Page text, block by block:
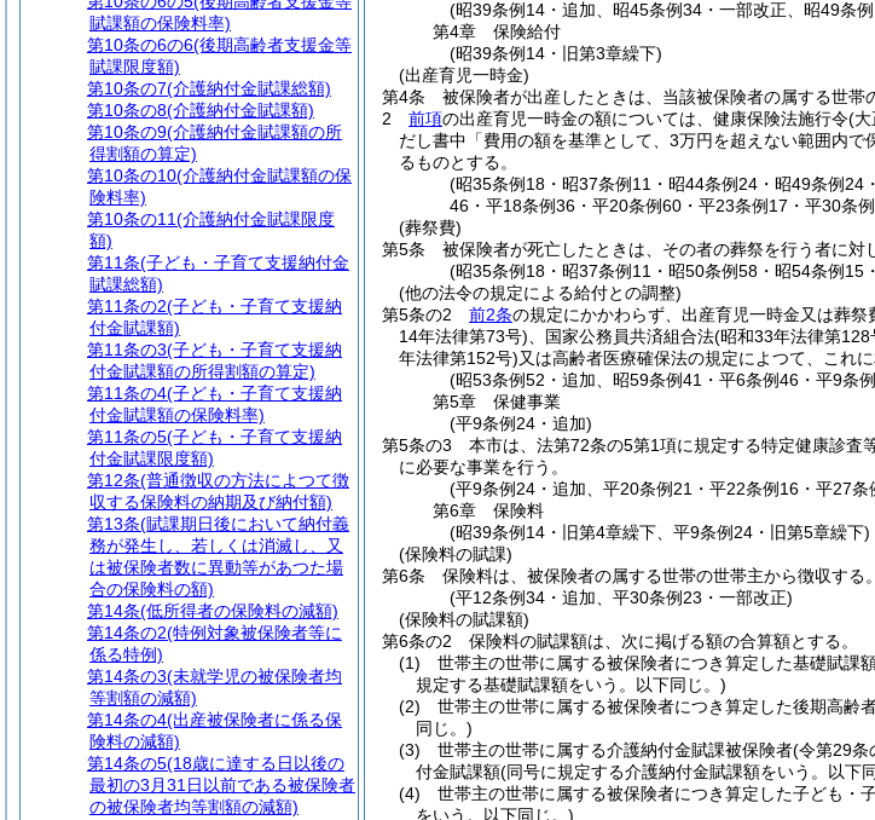
(昭39条例14・追加、昭45条例34・一部改正、昭49条
第4章
保険給付
(昭39条例14・旧第3章繰下)
(出産育児一時金)
第4条
被保険者が出産したときは、当該被保険者の属する世帯
2
前項の出産育児一時金の額については、健康保険法施行令(大
だし書中「費用の額を基準として、3万円を超えない範囲内
るものとする。
(昭35条例18・昭37条例11・昭44条例24・昭49条例
46・平18条例36・平20条例60・平23条例17・平30条
(葬祭費)
第5条
被保険者が死亡したときは、その者の葬祭を行う者に対
(昭35条例18・昭37条例11・昭50条例58・昭54条例
(他の法令の規定による給付との調整)
第5条の2
前2条の規定にかかわらず、出産育児一時金又は葬
14年法律第73号) 、国家公務員共済組合法(昭和33年法律第
年法律第152号)又は高齢者医療確保法の規定によつて、これ
(昭53条例52・追加、昭59条例41・平6条例46・平9条
第5章
保健事業
(平9条例24・追加)
第5条の3
本市は、法第72条の5第1項に規定する特定健康診査
に必要な事業を行う。
(平9条例24・追加、平20条例21・平22条例16・平27
第6章
保険料
(昭39条例14・旧第4章繰下、平9条例24・旧第5章繰下)
(保険料の賦課)
第6条
保険料は、被保険者の属する世帯の世帯主から徴収する。
(平12条例34・追加、平30条例23・一部改正)
(保険料の賦課額)
第6条の2
保険料の賦課額は、次に掲げる額の合算額とする。
(1)
世帯主の世帯に属する被保険者につき算定した基礎賦課
規定する基礎賦課額をいう。以下同じ。)
(2)
世帯主の世帯に属する被保険者につき算定した後期高齢
同じ。)
(3)
世帯主の世帯に属する介護納付金賦課被保険者(令第29条
付金賦課額(同号に規定する介護納付金賦課額をいう。以下
(4)
世帯主の世帯に属する被保険者につき算定した子ども・
をいう。以下同じ。)
賦課額の保険料率)
第10条の6の6(後期高齢者支援金等
賦課限度額)
第10条の7(介護納付金賦課総額)
第10条の8(介護納付金賦課額)
第10条の9(介護納付金賦課額の所
得割額の算定)
第10条の10(介護納付金賦課額の保
険料率)
第10条の11(介護納付金賦課限度
額)
第11条(子ども・子育て支援納付金
賦課総額)
第11条の2(子ども・子育て支援納
付金賦課額)
第11条の3(子ども・子育て支援納
付金賦課額の所得割額の算定)
第11条の4(子ども・子育て支援納
付金賦課額の保険料率)
第11条の5(子ども・子育て支援納
付金賦課限度額)
第12条(普通徴収の方法によつて徴
収する保険料の納期及び納付額)
第13条(賦課期日後において納付義
務が発生し、若しくは消滅し、又
は被保険者数に異動等があつた場
合の保険料の額)
第14条(低所得者の保険料の減額)
第14条の2(特例対象被保険者等に
係る特例)
第14条の3(未就学児の被保険者均
等割額の減額)
第14条の4(出産被保険者に係る保
険料の減額)
第14条の5(18歳に達する日以後の
最初の3月31日以前である被保険者
の被保険者均等割額の減額)